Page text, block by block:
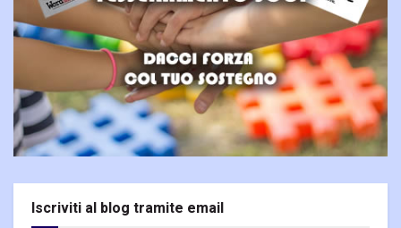
Iscriviti al blog tramite email